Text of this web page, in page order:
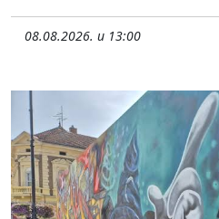
08.08.2026. u 13:00